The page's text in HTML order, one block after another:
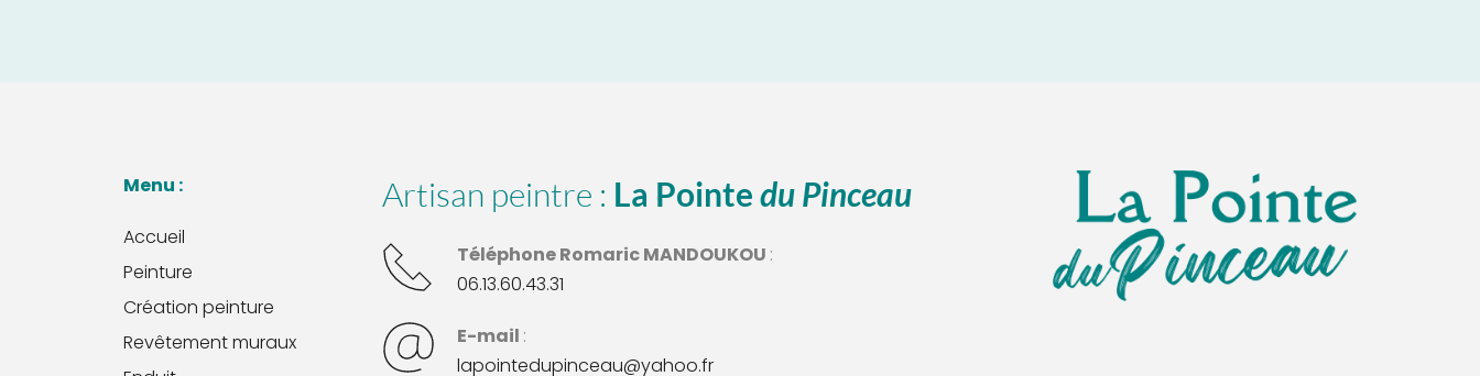
Menu :
Accueil
Peinture
Création peinture
Revêtement muraux
Artisan peintre : La Pointe du Pinceau
Téléphone Romaric MANDOUKOU :
06.13.60.43.31
E-mail :
lapointedupinceau@yahoo.fr